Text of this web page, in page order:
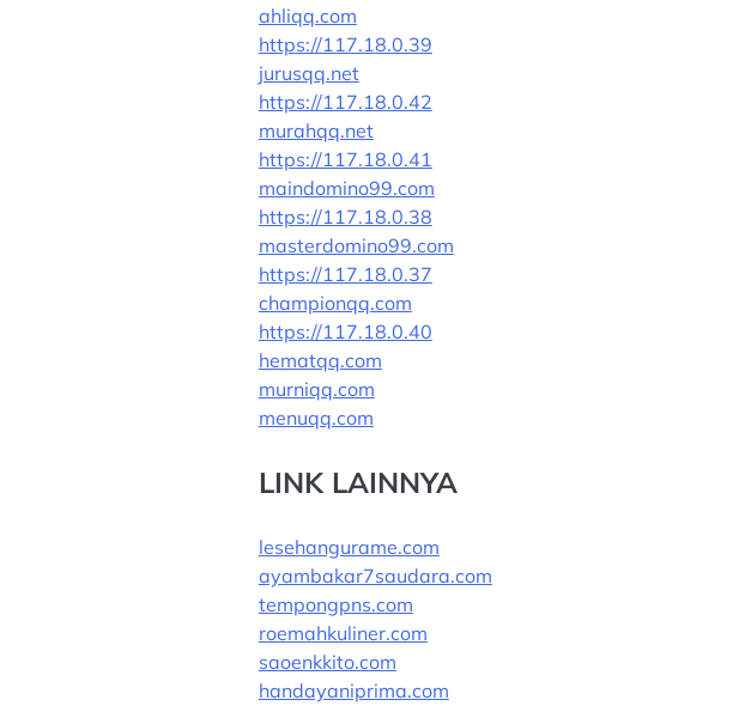
ahliqq.com
https://117.18.0.39
jurusqq.net
https://117.18.0.42
murahqq.net
https://117.18.0.41
maindomino99.com
https://117.18.0.38
masterdomino99.com
https://117.18.0.37
championqq.com
https://117.18.0.40
hematqq.com
murniqq.com
menuqq.com
LINK LAINNYA
lesehangurame.com
ayambakar7saudara.com
tempongpns.com
roemahkuliner.com
saoenkkito.com
handayaniprima.com